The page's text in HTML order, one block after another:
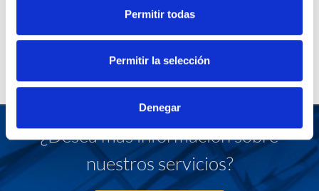
Permitir todas
Permitir la selección
Denegar
¿Desea más información sobre
nuestros servicios?